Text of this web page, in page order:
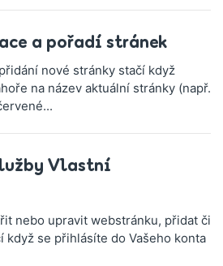
a pořadí stránek
nové stránky stačí když
na název aktuální stránky (např.
Vlastní
nebo upravit webstránku, přidat či
když se přihlásíte do Vašeho konta